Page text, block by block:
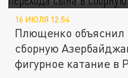
16 ИЮЛЯ 12:54
Плющенко объяснил
сборную
фигурное катание в